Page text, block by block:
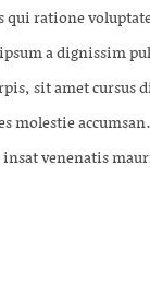
qui ratione
a dignissim
sit amet cursus
molestie
venenatis